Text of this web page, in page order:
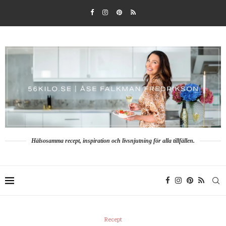
Hälsosamma recept, inspiration och livsnjutning för alla tillfällen.
Recept